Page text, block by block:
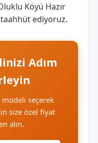
Köyü Hazır
ediyoruz.
Adım
seçerek
size özel fiyat
alın.